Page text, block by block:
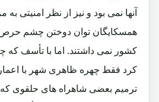
آنها نمی بود و نیز از نظر امنیتی
همسکایگان توان دوختن چشم حرص
کشور نمی داشتند. اما با تأسف که
کرد فقط چهره ظاهری شهر با اعمار
ترمیم بعضی شاهراه های حلقوی که